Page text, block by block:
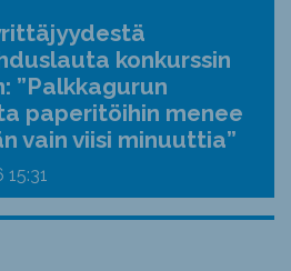
konkurssin
”Palkkagurun
paperitöihin menee
vain viisi minuuttia”
15:31